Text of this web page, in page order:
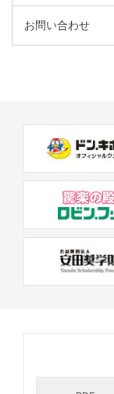
お問い合わせ